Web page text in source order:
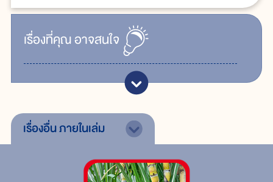
เรื่ิองที่คุณอาจสนใจ
เรื่องอื่นภายในเล่ม